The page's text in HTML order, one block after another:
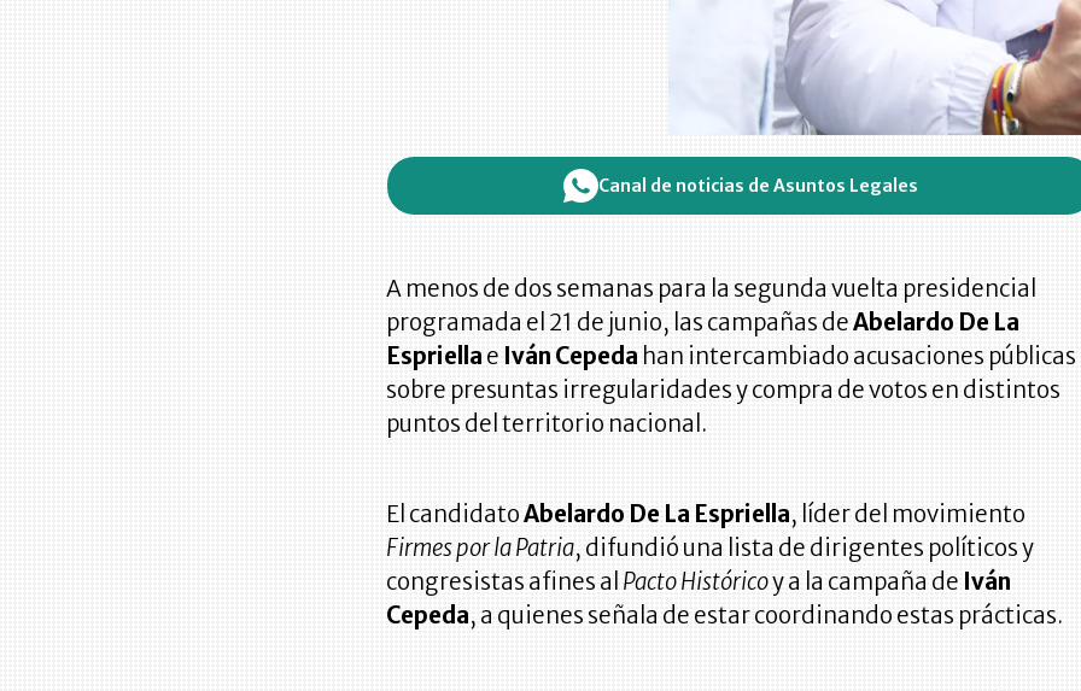
Canal de noticias de Asuntos Legales
A menos de dos semanas para la segunda vuelta presidencial
programada el 21 de junio, las campañas deAbelardo De La
Espriella e Iván Cepeda han intercambiado acusaciones públicas
sobre presuntas irregularidades y compra de votos en distintos
puntos del territorio nacional.
El candidatoAbelardo De La Espriella, líder del movimiento
Firmes por la Patria, difundió una lista de dirigentes políticos y
congresistas afines al Pacto Históricoy a la campaña de Iván
Cepeda, a quienes señala de estar coordinando estas prácticas.